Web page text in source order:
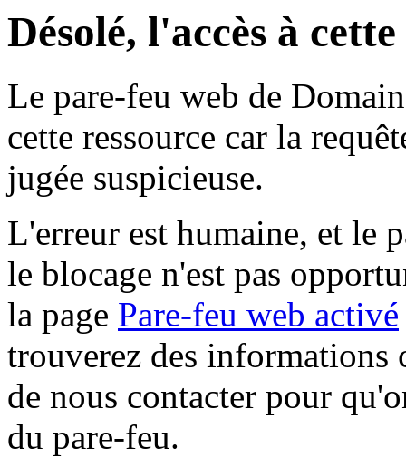
Désolé, l'accès à
Le pare-feu web de
cette ressource car la
jugée suspicieuse.
L'erreur est humaine, et le
le blocage n'est pas
la page Pare-feu web activé
trouverez des informations
de nous contacter pour
du pare-feu.